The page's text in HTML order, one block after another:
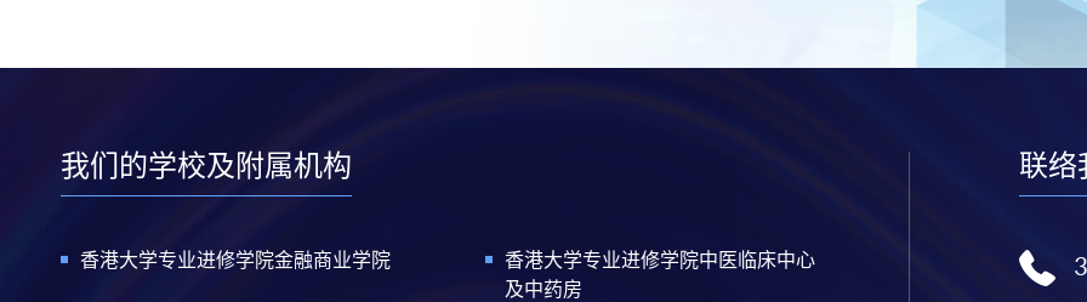
我们的学校及附属机构
香港大学专业进修学院金融商业学院
香港大学专业进修学院中医临床中心
及中药房
联络